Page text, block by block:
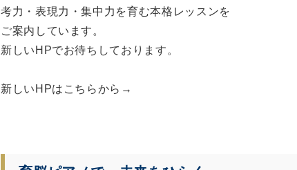
考力・表現力・集中力を育む本格レッスンを
ご案内しています。
新しいHPでお待ちしております。
新しいHPはこちらから→